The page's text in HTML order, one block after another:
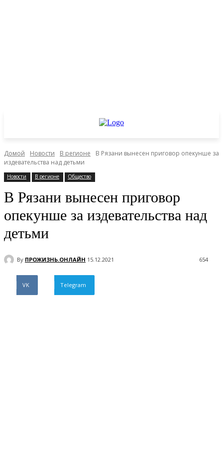
Домой Новости В регионе
В Рязани вынесен приговор опекунше за
издевательства над детьми
Новости В регионе Общество
В Рязани вынесен приговор
опекунше за издевательства над
детьми
By ПРОЖИЗНЬ.ОНЛАЙН 15.12.2021 654
VK Telegram